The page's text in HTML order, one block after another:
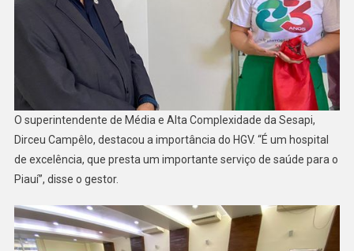
O superintendente de Média e Alta Complexidade da Sesapi,
Dirceu Campêlo, destacou a importância do HGV. “É um hospital
de excelência, que presta um importante serviço de saúde para o
Piauí”, disse o gestor.